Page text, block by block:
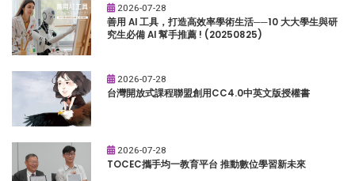
2026-07-28
善用 AI 工具，打造高效率學術生活──10 大大學生與研
究生必備 AI 幫手推薦 ! (20250825)
2026-07-28
台灣開放式課程聯盟創用CC4.0中英文版授權書
2026-07-28
TOCEC攜手均一教育平台 推動數位學習新未來